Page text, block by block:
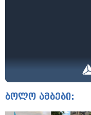
ბოლო ამბები: